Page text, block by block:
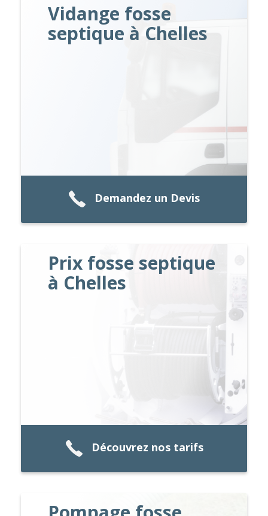
Vidange fosse
septique à Chelles
Demandez un Devis
Prix fosse septique
à Chelles
Découvrez nos tarifs